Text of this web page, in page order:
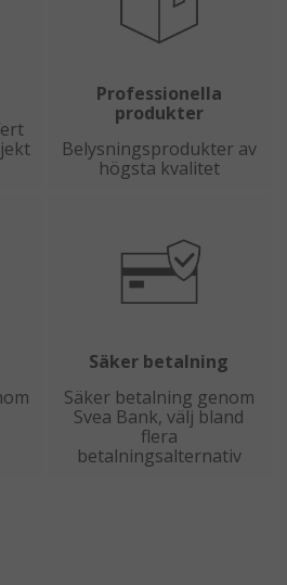
Professionella
produkter
Belysningsprodukter av
högsta kvalitet
Säker betalning
Säker betalning genom
Svea Bank, välj bland
flera
betalningsalternativ